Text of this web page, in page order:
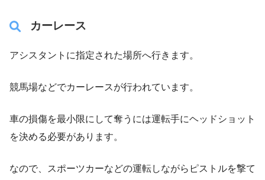
カーレース
アシスタントに指定された場所へ行きます。
競馬場などでカーレースが行われています。
車の損傷を最小限にして奪うには運転手にヘッドショット
を決める必要があります。
なので、スポーツカーなどの運転しながらピストルを撃て